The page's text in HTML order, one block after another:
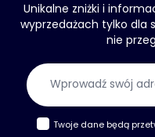
Unikalne zniżki i
wyprzedażach tylko dla
nie
Twoje dane będą